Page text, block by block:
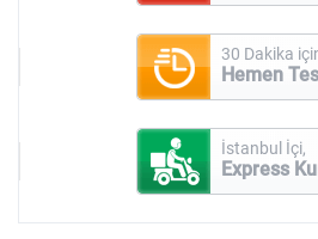
30 Dakika
Hemen
İstanbul İçi,
Express